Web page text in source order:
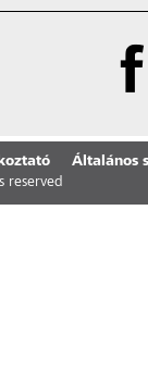
Általános
reserved